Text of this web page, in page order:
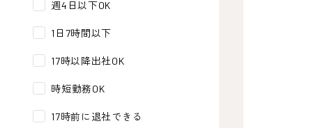
週4日以下OK
1日7時間以下
17時以降出社OK
時短勤務OK
17時前に退社できる